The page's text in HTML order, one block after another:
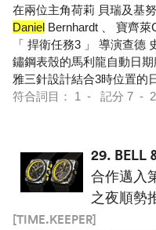
在兩位主角荷莉 貝瑞及基
Daniel Bernhardt 、 寶齊
「 捍衛任務3 」 導演查德
鏽鋼表殼的馬利龍自動日
雅三針設計結合3時位置的
符合詞目： 1 - 記分 7 -
29. BELL
合作邁入
之夜順勢
[TIME.KEEPER]